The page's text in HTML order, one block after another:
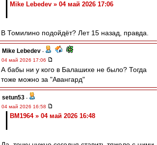
Mike Lebedev » 04 май 2026 17:06
В Томилино подойдёт? Лет 15 назад, правда.
Mike Lebedev -
04 май 2026 17:06
А бабы ни у кого в Балашихе не было? Тогда
тоже можно за "Авангард"
setun53 -
04 май 2026 16:58
BM1964 » 04 май 2026 16:48